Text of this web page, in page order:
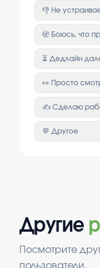
👎 Не
🫣 Боюсь, что
⏳ Дедлайн
👀 Просто
✍️ Сделаю
💬 Другое
Другие
Посмотрите
пользователи.